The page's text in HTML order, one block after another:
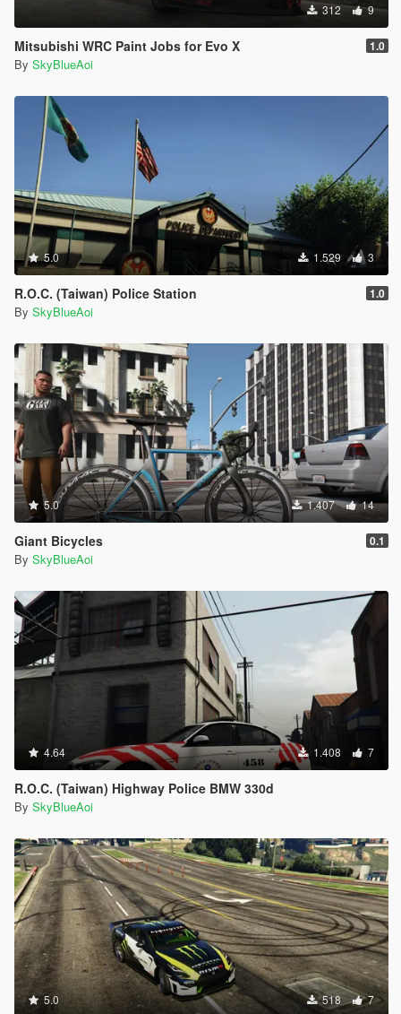
312 9
Mitsubishi WRC Paint Jobs for Evo X 1.0
By SkyBlueAoi
5.0 1.529 3
R.O.C. (Taiwan) Police Station 1.0
By SkyBlueAoi
5.0 1.407 14
Giant Bicycles 0.1
By SkyBlueAoi
4.64 1.408 7
R.O.C. (Taiwan) Highway Police BMW 330d
By SkyBlueAoi
5.0 518 7